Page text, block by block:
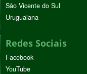
São Vicente do Sul
Uruguaiana
Redes Sociais
Facebook
YouTube